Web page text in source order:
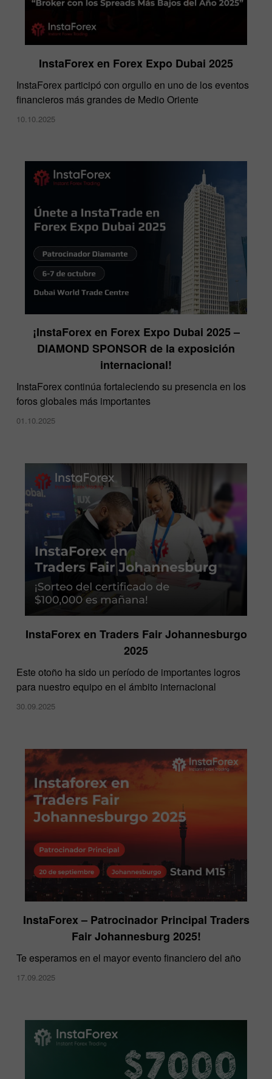
InstaForex en Forex Expo Dubai 2025
​InstaForex participó con orgullo en uno de los eventos
financieros más grandes de Medio Oriente
10.10.2025
¡InstaForex en Forex Expo Dubai 2025 –
DIAMOND SPONSOR de la exposición
internacional!
InstaForex continúa fortaleciendo su presencia en los
foros globales más importantes
01.10.2025
InstaForex en Traders Fair Johannesburgo
2025
​Este otoño ha sido un período de importantes logros
para nuestro equipo en el ámbito internacional
30.09.2025
InstaForex – Patrocinador Principal Traders
Fair Johannesburg 2025!
Te esperamos en el mayor evento financiero del año
17.09.2025